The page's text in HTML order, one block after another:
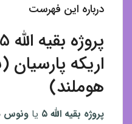
درباره این فهرست
هوملند)
پروژه بقیه الله ۵ یا ونوس